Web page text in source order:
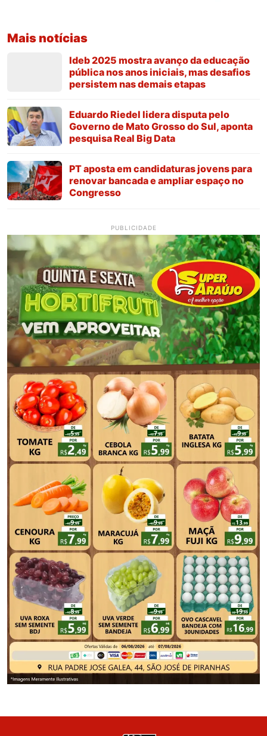
Mais notícias
Ideb 2025 mostra avanço da educação
pública nos anos iniciais, mas desafios
persistem nas demais etapas
Eduardo Riedel lidera disputa pelo
Governo de Mato Grosso do Sul, aponta
pesquisa Real Big Data
PT aposta em candidaturas jovens para
renovar bancada e ampliar espaço no
Congresso
PUBLICIDADE